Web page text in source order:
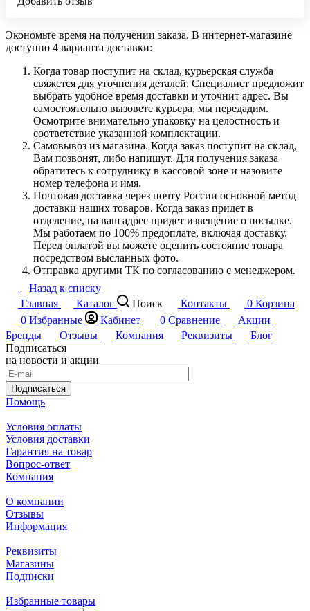
Экономьте время на получении заказа. В интернет-магазине
доступно 4 варианта доставки:
Когда товар поступит на склад, курьерская служба
свяжется для уточнения деталей. Специалист предложит
выбрать удобное время доставки и уточнит адрес. Вы
самостоятельно вызовете курьера, мы передадим.
Осмотрите внимательно упаковку на целостность и
соответствие указанной комплектации.
Самовывоз из магазина. Когда заказ поступит на склад,
Вам позвонят, либо напишут. Для получения заказа
обратитесь к сотруднику в кассовой зоне и назовите
номер телефона и имя.
Почтовая доставка через почту России основной метод
доставки наших товаров. Когда заказ придет в
отделение, на ваш адрес придет извещение о посылке.
Мы работаем по 100% предоплате, включая доставку.
Перед оплатой вы можете оценить состояние товара
посредством высланных фото.
Отправка другими ТК по согласованию с менеджером.
Назад к списку
Главная
Каталог Поиск Контакты 0 Корзина
0 Избранные Кабинет 0 Сравнение
Акции
Бренды
Отзывы Компания Реквизиты
Блог
Подписаться
на новости и акции
Подписаться
Помощь
Условия оплаты
Условия доставки
Гарантия на товар
Вопрос-ответ
Компания
О компании
Отзывы
Информация
Реквизиты
Магазины
Подписки
Избранные товары